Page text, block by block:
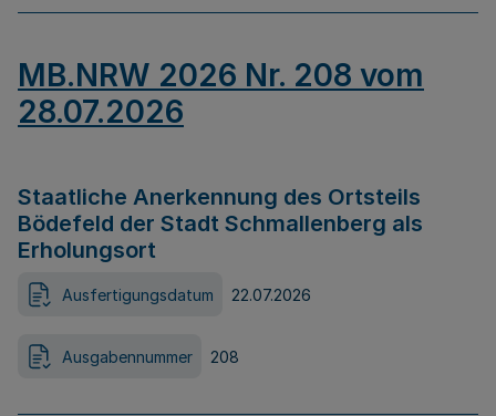
MB.NRW 2026 Nr. 208 vom
28.07.2026
Staatliche Anerkennung des Ortsteils
Bödefeld der Stadt Schmallenberg als
Erholungsort
Ausfertigungsdatum 22.07.2026
Ausgabennummer 208